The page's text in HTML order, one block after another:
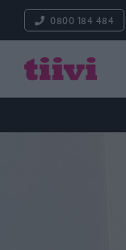
0800 184 484